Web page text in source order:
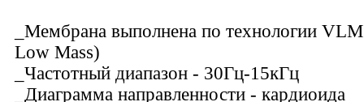
_Мембрана выполнена по технологии
Low Mass)
_Частотный диапазон - 30Гц-15кГц
_Диаграмма направленности - кардиоида